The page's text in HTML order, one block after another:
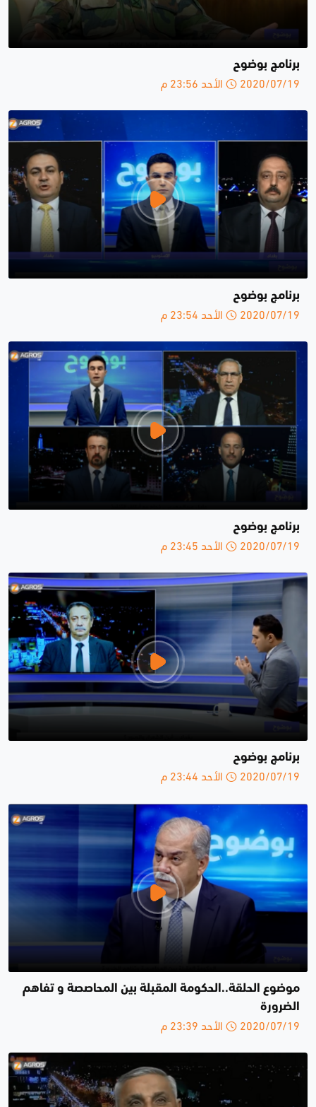
برنامج بوضوح
2020/07/19 الأحد 23:56 م
برنامج بوضوح
2020/07/19 الأحد 23:54 م
برنامج بوضوح
2020/07/19 الأحد 23:45 م
برنامج بوضوح
2020/07/19 الأحد 23:44 م
موضوع الحلقة..الحكومة المقبلة بين المحاصصة و تفاهم
الضرورة
2020/07/19 الأحد 23:39 م